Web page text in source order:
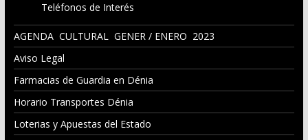
Teléfonos de Interés
AGENDA CULTURAL GENER / ENERO 2023
Aviso Legal
Farmacias de Guardia en Dénia
Horario Transportes Dénia
Loterias y Apuestas del Estado